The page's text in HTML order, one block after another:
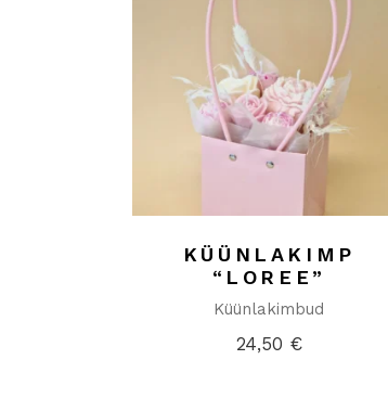
KÜÜNLAKIMP
“LOREE”
Küünlakimbud
24,50 €